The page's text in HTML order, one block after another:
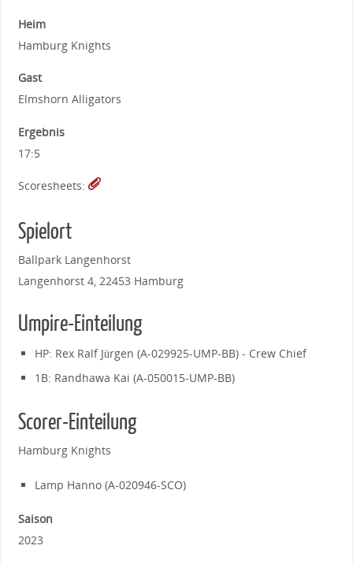
Heim
Hamburg Knights
Gast
Elmshorn Alligators
Ergebnis
17:5
Scoresheets:
Spielort
Ballpark Langenhorst
Langenhorst 4, 22453 Hamburg
Umpire-Einteilung
HP: Rex Ralf Jürgen (A-029925-UMP-BB) - Crew Chief
1B: Randhawa Kai (A-050015-UMP-BB)
Scorer-Einteilung
Hamburg Knights
Lamp Hanno (A-020946-SCO)
Saison
2023